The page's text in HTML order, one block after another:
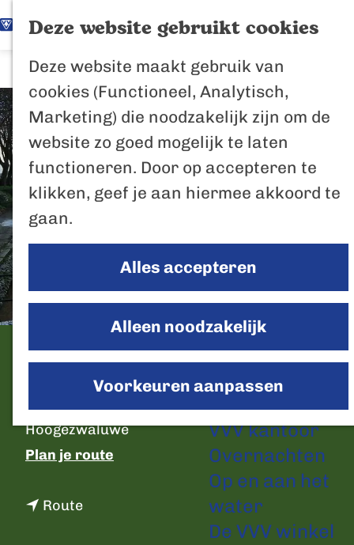
Deze website gebruikt cookies
Deze website maakt gebruik van
cookies (Functioneel, Analytisch,
Marketing) die noodzakelijk zijn om de
website zo goed mogelijk te laten
functioneren. Door op accepteren te
klikken, geef je aan hiermee akkoord te
gaan.
Alles accepteren
Alleen noodzakelijk
Voorkeuren aanpassen
n
a
a
r
d
e
h
o
m
e
K
a
r
t
Z
e
k
e
n
e
n
u
Het Biesbosch
Poort naar de
Biesbosch
Bertus de
In de regio
Het
De Efteling
Breda
Oosterhout
Plan je bezoek
VVV kantoor
Overnachten
Op en aan het
water
De VVV winkel
Historisch Haventje
C
o
n
a
Hoogezwaluwe
Plan je route
Routen